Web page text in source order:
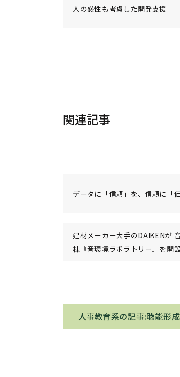
人の感性も考慮した開発支援
関連記事
データに「信頼」を、信頼に「
建材メーカー大手のDAIKENが
棟『音環境ラボラトリー』を開
人事教育系の記事:聴能形成